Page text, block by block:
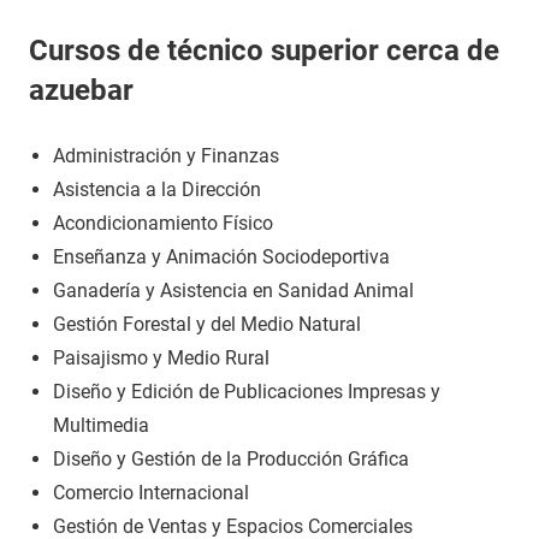
Cursos de técnico superior cerca de
azuebar
Administración y Finanzas
Asistencia a la Dirección
Acondicionamiento Físico
Enseñanza y Animación Sociodeportiva
Ganadería y Asistencia en Sanidad Animal
Gestión Forestal y del Medio Natural
Paisajismo y Medio Rural
Diseño y Edición de Publicaciones Impresas y
Multimedia
Diseño y Gestión de la Producción Gráfica
Comercio Internacional
Gestión de Ventas y Espacios Comerciales